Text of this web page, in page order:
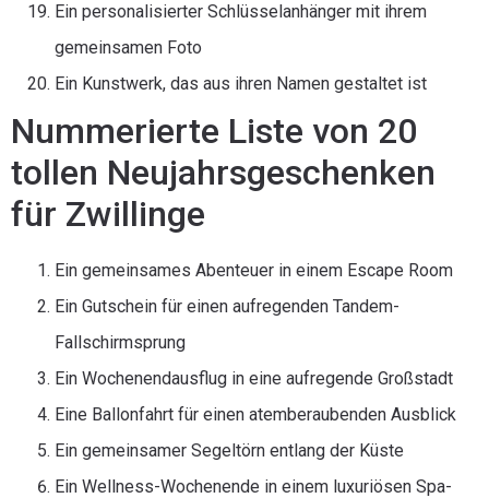
Ein personalisierter Schlüsselanhänger mit ihrem
gemeinsamen Foto
Ein Kunstwerk, das aus ihren Namen gestaltet ist
Nummerierte Liste von 20
tollen Neujahrsgeschenken
für Zwillinge
Ein gemeinsames Abenteuer in einem Escape Room
Ein Gutschein für einen aufregenden Tandem-
Fallschirmsprung
Ein Wochenendausflug in eine aufregende Großstadt
Eine Ballonfahrt für einen atemberaubenden Ausblick
Ein gemeinsamer Segeltörn entlang der Küste
Ein Wellness-Wochenende in einem luxuriösen Spa-